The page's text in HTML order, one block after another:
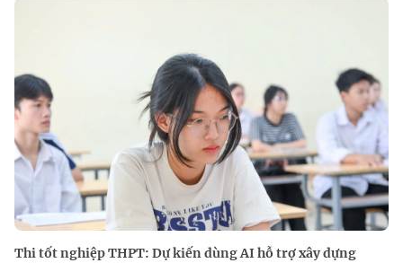
Thi tốt nghiệp THPT: Dự kiến dùng AI hỗ trợ xây dựng